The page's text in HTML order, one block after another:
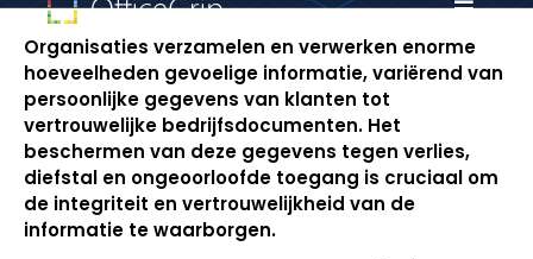
Organisaties verzamelen en verwerken enorme
hoeveelheden gevoelige informatie, variërend van
persoonlijke gegevens van klanten tot
vertrouwelijke bedrijfsdocumenten. Het
beschermen van deze gegevens tegen verlies,
diefstal en ongeoorloofde toegang is cruciaal om
de integriteit en vertrouwelijkheid van de
informatie te waarborgen.